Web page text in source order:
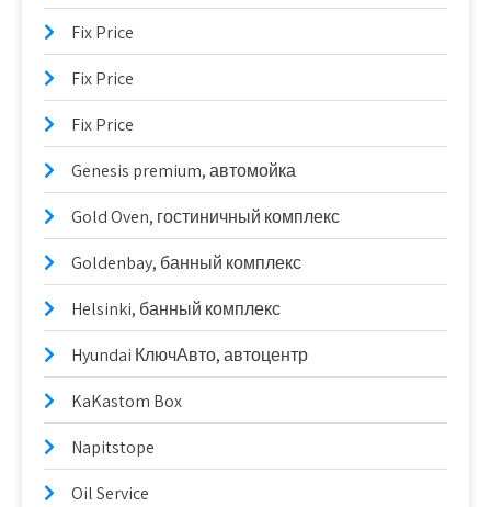
Fix Price
Fix Price
Fix Price
Genesis premium, автомойка
Gold Oven, гостиничный комплекс
Goldenbay, банный комплекс
Helsinki, банный комплекс
Hyundai КлючАвто, автоцентр
KaKastom Box
Napitstope
Oil Service